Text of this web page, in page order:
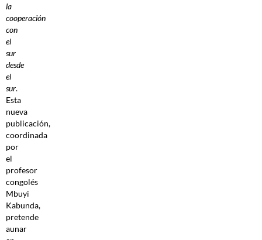
la
cooperación
con
el
sur
desde
el
sur.
Esta
nueva
publicación,
coordinada
por
el
profesor
congolés
Mbuyi
Kabunda,
pretende
aunar